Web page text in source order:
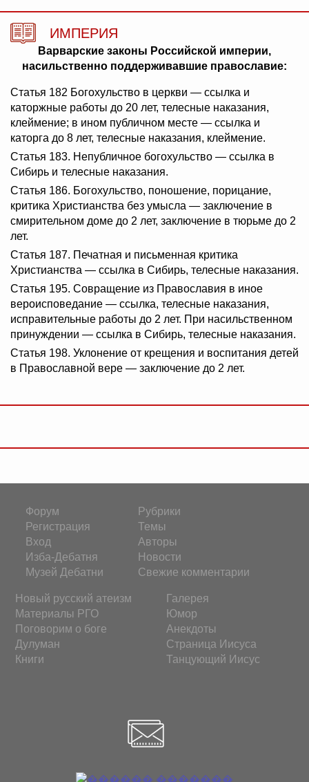
ИМПЕРИЯ
Варварские законы Российской империи,
насильственно поддерживавшие православие:
Статья 182 Богохульство в церкви — ссылка и
каторжные работы до 20 лет, телесные наказания,
клеймение; в ином публичном месте — ссылка и
каторга до 8 лет, телесные наказания, клеймение.
Статья 183. Непубличное богохульство — ссылка в
Сибирь и телесные наказания.
Статья 186. Богохульство, поношение, порицание,
критика Христианства без умысла — заключение в
смирительном доме до 2 лет, заключение в тюрьме до 2
лет.
Статья 187. Печатная и письменная критика
Христианства — ссылка в Сибирь, телесные наказания.
Статья 195. Совращение из Православия в иное
вероисповедание — ссылка, телесные наказания,
исправительные работы до 2 лет. При насильственном
принуждении — ссылка в Сибирь, телесные наказания.
Статья 198. Уклонение от крещения и воспитания детей
в Православной вере — заключение до 2 лет.
Форум
Регистрация
Вход
Изба-Дебатня
Музей Дебатни
Рубрики
Темы
Авторы
Новости
Свежие комментарии
Новый русский атеизм
Материалы РГО
Поговорим о боге
Дулуман
Книги
Галерея
Юмор
Анекдоты
Страница Иисуса
Танцующий Иисус